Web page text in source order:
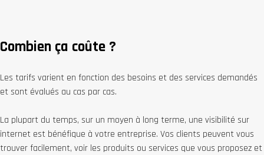
Combien ça coûte ?
Les tarifs varient en fonction des besoins et des services demandés
et sont évalués au cas par cas.
La plupart du temps, sur un moyen à long terme, une visibilité sur
internet est bénéfique à votre entreprise. Vos clients peuvent vous
trouver facilement, voir les produits ou services que vous proposez et